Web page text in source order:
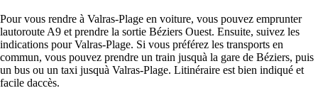
Pour vous rendre à Valras-Plage en voiture, vous pouvez emprunter
lautoroute A9 et prendre la sortie Béziers Ouest. Ensuite, suivez les
indications pour Valras-Plage. Si vous préférez les transports en
commun, vous pouvez prendre un train jusquà la gare de Béziers, puis
un bus ou un taxi jusquà Valras-Plage. Litinéraire est bien indiqué et
facile daccès.